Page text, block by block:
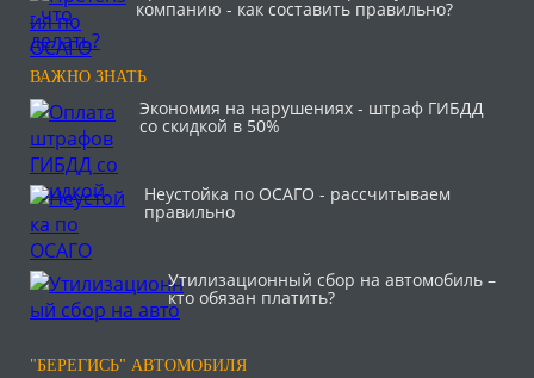
компанию - как составить правильно?
ВАЖНО ЗНАТЬ
Экономия на нарушениях - штраф ГИБДД
со скидкой в 50%
Неустойка по ОСАГО - рассчитываем
правильно
Утилизационный сбор на автомобиль –
кто обязан платить?
"БЕРЕГИСЬ" АВТОМОБИЛЯ